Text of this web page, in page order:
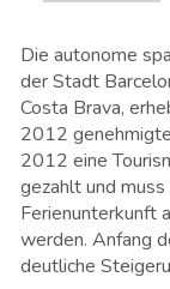
Die autonome
der Stadt
Costa Brava,
2012
2012 eine
gezahlt und
Ferienunterkunft
werden. Anfang
deutliche